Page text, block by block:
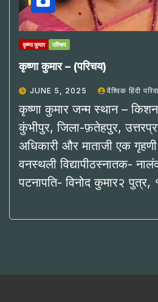
कृष्णा कुमार परिचय
कृष्णा कुमार – (परिचय)
JUNE 5, 2025 वैश्विक हिंदी
कृष्णा कुमार जन्म स्थान –
कुंभीपुर, जिला-फ़तेहपुर,
अधिकारी और माताजी एक गृहणी
वनस्थली विद्यापीठस्नातक-
पटनापति- विनोद कुमार२